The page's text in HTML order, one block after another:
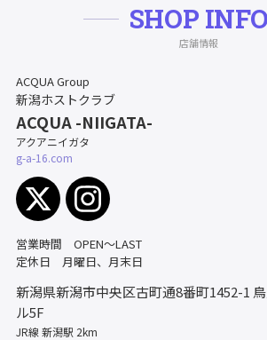
SHOP INFO
店舗情報
ACQUA Group
新潟ホストクラブ
ACQUA -NIIGATA-
アクアニイガタ
g-a-16.com
営業時間 OPEN～LAST
定休日 月曜日、月末日
新潟県新潟市中央区古町通8番町1452-1
ル5F
JR線 新潟駅 2km